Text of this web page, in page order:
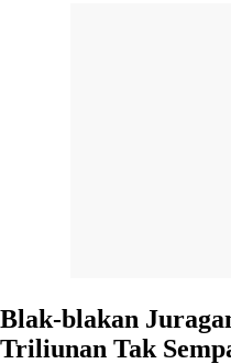
Blak-blakan
Triliunan Tak